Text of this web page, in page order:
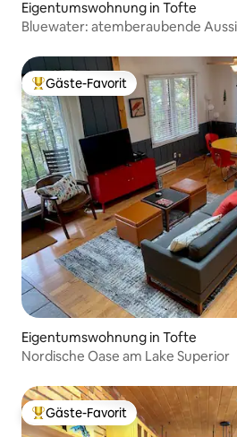
Eigentumswohnung in Tofte
Bluewater: atemberaubende
Beliebter Gäste-Favorit.
Gäste-Favorit
Eigentumswohnung in Tofte
Nordische Oase am Lake Superior
Beliebter Gäste-Favorit.
Gäste-Favorit